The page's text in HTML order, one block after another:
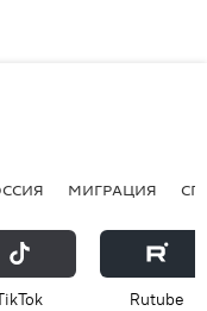
МИГРАЦИЯ
Rutube